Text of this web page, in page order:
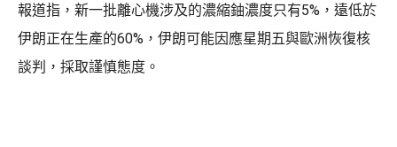
報道指，新一批離心機涉及的濃縮鈾濃度只有5%，遠低於
伊朗正在生產的60%，伊朗可能因應星期五與歐洲恢復核
談判，採取謹慎態度。